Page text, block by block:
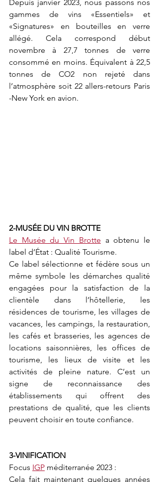
Depuis janvier 2023, nous passons nos
gammes de vins «Essentiels» et
«Signatures» en bouteilles en verre
allégé. Cela correspond début
novembre à 27,7 tonnes de verre
consommé en moins. Équivalent à 22,5
tonnes de CO2 non rejeté dans
l’atmosphère soit 22 allers-retours Paris
-New York en avion.
2-MUSÉE DU VIN BROTTE
Le Musée du Vin Brotte a obtenu le
label d’État : Qualité Tourisme.
Ce label sélectionne et fédère sous un
même symbole les démarches qualité
engagées pour la satisfaction de la
clientèle dans l’hôtellerie, les
résidences de tourisme, les villages de
vacances, les campings, la restauration,
les cafés et brasseries, les agences de
locations saisonnières, les offices de
tourisme, les lieux de visite et les
activités de pleine nature. C’est un
signe de reconnaissance des
établissements qui offrent des
prestations de qualité, que les clients
peuvent choisir en toute confiance.
3-VINIFICATION
Focus IGP méditerranée 2023 :
Cela fait maintenant quelques années